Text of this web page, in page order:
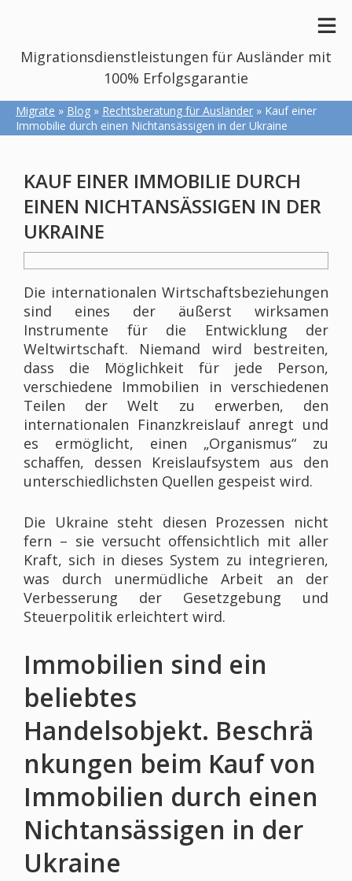
Migrationsdienstleistungen für Ausländer mit
100% Erfolgsgarantie
Migrate » Blog » Rechtsberatung für Ausländer » Kauf einer
Immobilie durch einen Nichtansässigen in der Ukraine
KAUF EINER IMMOBILIE DURCH
EINEN NICHTANSÄSSIGEN IN DER
UKRAINE
Die internationalen Wirtschaftsbeziehungen
sind eines der äußerst wirksamen
Instrumente für die Entwicklung der
Weltwirtschaft. Niemand wird bestreiten,
dass die Möglichkeit für jede Person,
verschiedene Immobilien in verschiedenen
Teilen der Welt zu erwerben, den
internationalen Finanzkreislauf anregt und
es ermöglicht, einen „Organismus“ zu
schaffen, dessen Kreislaufsystem aus den
unterschiedlichsten Quellen gespeist wird.
Die Ukraine steht diesen Prozessen nicht
fern – sie versucht offensichtlich mit aller
Kraft, sich in dieses System zu integrieren,
was durch unermüdliche Arbeit an der
Verbesserung der Gesetzgebung und
Steuerpolitik erleichtert wird.
Immobilien sind ein
beliebtes
Handelsobjekt. Beschrä
nkungen beim Kauf von
Immobilien durch einen
Nichtansässigen in der
Ukraine